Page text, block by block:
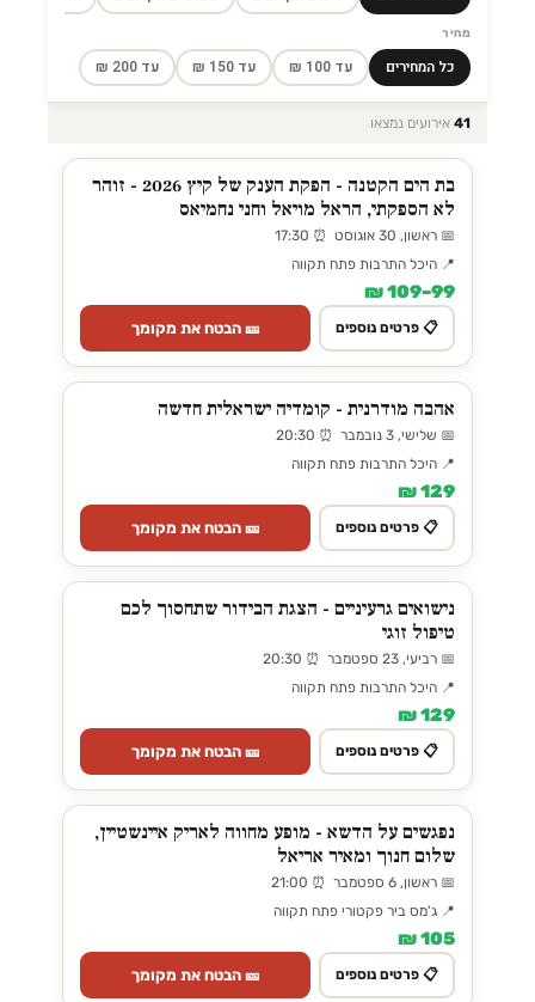
מחיר
כל המחירים עד 100 ₪ עד 150 ₪ עד 200 ₪
41 אירועים נמצאו
בת הים הקטנה - הפקת הענק של קיץ 2026 - זוהר
לא הספקתי, הראל מויאל וחני נחמיאס
📅 ראשון, 30 אוגוסט ⏰ 17:30
📍 היכל התרבות פתח תקווה
99–109 ₪
📋 פרטים נוספים 🎫 הבטח את מקומך
אהבה מודרנית - קומדיה ישראלית חדשה
📅 שלישי, 3 נובמבר ⏰ 20:30
📍 היכל התרבות פתח תקווה
129 ₪
📋 פרטים נוספים 🎫 הבטח את מקומך
נישואים גרעיניים - הצגת הבידור שתחסוך לכם
טיפול זוגי
📅 רביעי, 23 ספטמבר ⏰ 20:30
📍 היכל התרבות פתח תקווה
129 ₪
📋 פרטים נוספים 🎫 הבטח את מקומך
נפגשים על הדשא - מופע מחווה לאריק איינשטיין,
שלום חנוך ומאיר אריאל
📅 ראשון, 6 ספטמבר ⏰ 21:00
📍 ג'מס ביר פקטורי פתח תקווה
105 ₪
📋 פרטים נוספים 🎫 הבטח את מקומך